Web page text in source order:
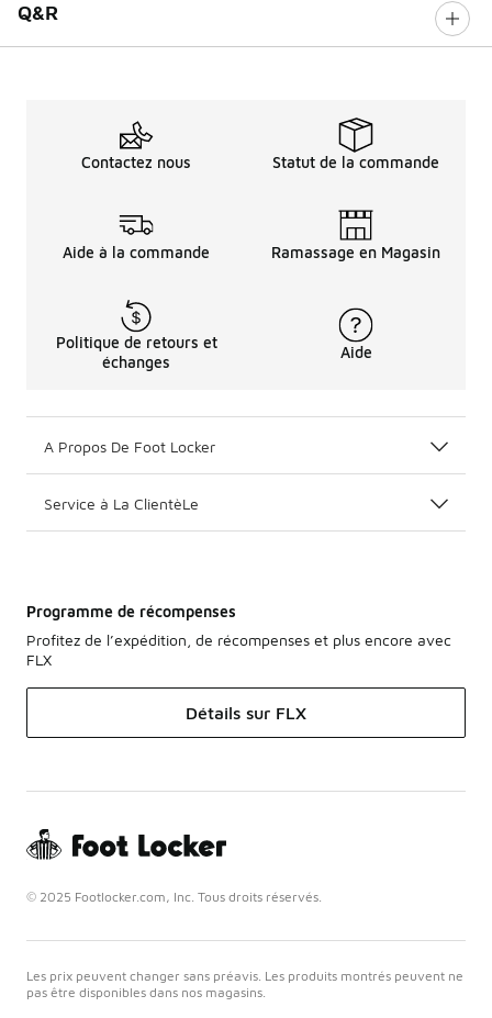
Q&R
Contactez nous Statut de la commande
Aide à la commande Ramassage en Magasin
Politique de retours et
échanges
Aide
A Propos De Foot Locker
Service à La ClientèLe
Programme de récompenses
Profitez de l’expédition, de récompenses et plus encore avec
FLX
Détails sur FLX
© 2025 Footlocker.com, Inc. Tous droits réservés.
Les prix peuvent changer sans préavis. Les produits montrés peuvent ne
pas être disponibles dans nos magasins.